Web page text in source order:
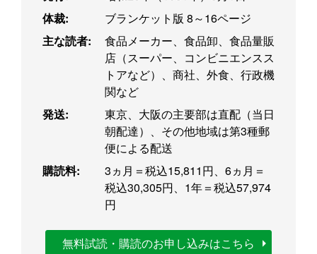
体裁:
ブランケット版 8～16ページ
主な読者:
食品メーカー、食品卸、食品量販
店（スーパー、コンビニエンスス
トアなど）、商社、外食、行政機
関など
発送:
東京、大阪の主要部は直配（当日
朝配達）、その他地域は第3種郵
便による配送
購読料:
3ヵ月＝税込15,811円、6ヵ月＝
税込30,305円、1年＝税込57,974
円
無料試読・購読のお申し込みはこちら